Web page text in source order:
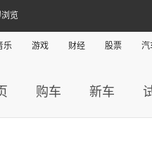
览
乐 游戏 财经 股票 汽
购车 新车